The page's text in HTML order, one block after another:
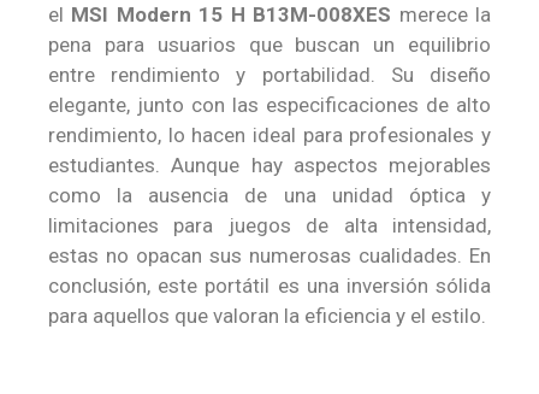
el MSI Modern 15 H B13M-008XES merece la
pena para usuarios que buscan un equilibrio
entre rendimiento y portabilidad. Su diseño
elegante, junto con las especificaciones de alto
rendimiento, lo hacen ideal para profesionales y
estudiantes. Aunque hay aspectos mejorables
como la ausencia de una unidad óptica y
limitaciones para juegos de alta intensidad,
estas no opacan sus numerosas cualidades. En
conclusión, este portátil es una inversión sólida
para aquellos que valoran la eficiencia y el estilo.